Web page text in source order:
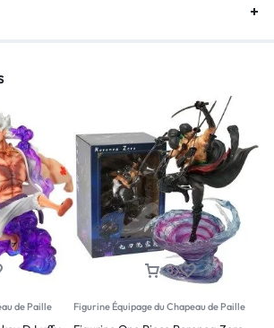
de Paille Figurine Équipage du Chapeau de Paille